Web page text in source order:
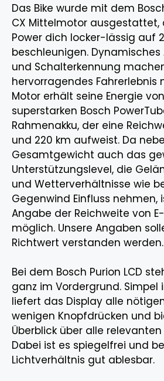
Das Bike wurde mit dem
CX Mittelmotor ausgestattet,
Power dich locker-lässig auf
beschleunigen.
und Schalterkennung
hervorragendes Fahrerlebnis
Motor erhält seine Energie
superstarken Bosch
Rahmenakku, der eine
und 220 km aufweist. Da
Gesamtgewicht auch das
Unterstützungslevel, die
und Wetterverhältnisse wie
Gegenwind Einfluss nehmen,
Angabe der Reichweite von
möglich. Unsere Angaben
Richtwert verstanden werden.
Bei dem Bosch Purion LCD
ganz im Vordergrund. Simpel
liefert das Display alle
wenigen Knopfdrücken und
Überblick über alle
Dabei ist es spiegelfrei und
Lichtverhältnis gut ablesbar.